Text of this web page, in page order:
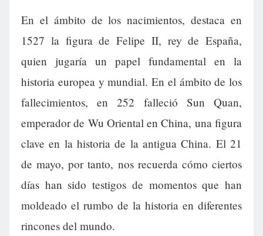
En el ámbito de los nacimientos, destaca en
1527 la figura de Felipe II, rey de España,
quien jugaría un papel fundamental en la
historia europea y mundial. En el ámbito de los
fallecimientos, en 252 falleció Sun Quan,
emperador de Wu Oriental en China, una figura
clave en la historia de la antigua China. El 21
de mayo, por tanto, nos recuerda cómo ciertos
días han sido testigos de momentos que han
moldeado el rumbo de la historia en diferentes
rincones del mundo.